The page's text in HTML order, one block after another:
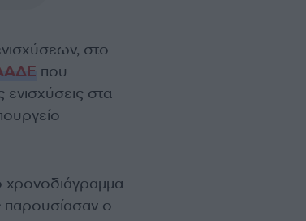
στο
που
στα
παρουσίασαν ο